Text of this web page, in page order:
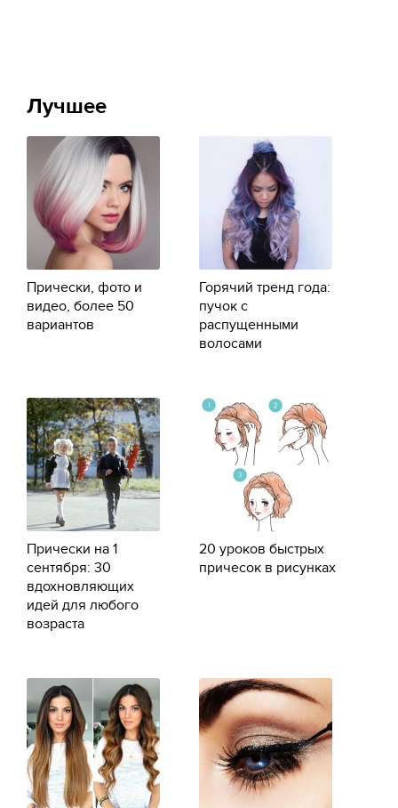
Лучшее
Прически, фото и
видео, более 50
вариантов
Горячий тренд года:
пучок с
распущенными
волосами
Прически на 1
сентября: 30
вдохновляющих
идей для любого
возраста
20 уроков быстрых
причесок в рисунках